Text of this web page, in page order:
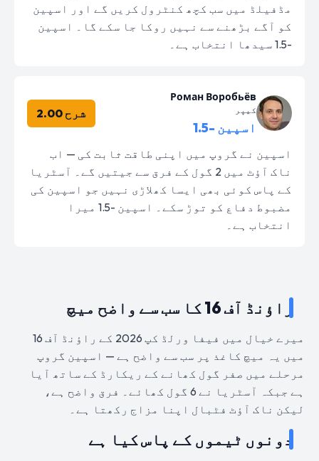
مڈفیلڈ میں سب کچھ کنٹرول کریں گے اور اسپین
کو آگے بڑھنے سے نہیں روکا جا سکے گا۔ اسپین
-1.5 سیدھا انتخاب ہے۔
Роман Воробьёв
کیپر
اسپین -1.5
شرح 2.00
اسپین نے گروپ میں اپنی طاقت ثابت کی — اب
ناک آؤٹ میں 2 گول کے فرق سے جیتیں گے۔ آسٹریا
کے پاس کوئی بھی ایسا کھلاڑی نہیں جو اسپین کی
مضبوط دفاع کو توڑ سکے۔ اسپین -1.5 میرا
انتخاب ہے۔
راؤنڈ آف 16 کا سب سے واضح میچ
میرے خیال میں فیفا ورلڈ کپ 2026 کے راؤنڈ آف 16
میں یہ میچ کاغذ پر سب سے واضح ہے — اسپین گروپ
مرحلے میں صفر گول کھانے کے ریکارڈ کے ساتھ آیا
ہے جبکہ آسٹریا نے 6 گول کھائے۔ فرق واضح ہے،
لیکن ناک آؤٹ فٹبال اپنا مزاج رکھتا ہے۔
دونوں ٹیموں کے پاس کیا ہے